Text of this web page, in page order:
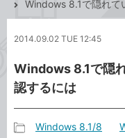
ネ
ト
Windows 8.1で隠れて
2014.09.02 TUE 12:45
Windows 8.1で隠
認するには
Windows 8.1/8